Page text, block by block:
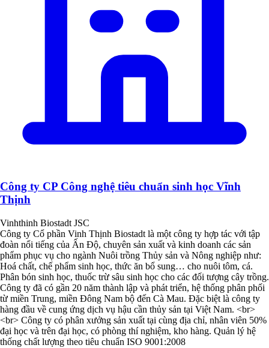
Công ty CP Công nghệ tiêu chuẩn sinh học Vĩnh
Thịnh
Vinhthinh Biostadt JSC
Công ty Cổ phần Vinh Thịnh Biostadt là một công ty hợp tác với tập
đoàn nổi tiếng của Ấn Độ, chuyên sản xuất và kinh doanh các sản
phẩm phục vụ cho ngành Nuôi trồng Thủy sản và Nông nghiệp như:
Hoá chất, chế phẩm sinh học, thức ăn bổ sung… cho nuôi tôm, cá.
Phân bón sinh học, thuốc trừ sâu sinh học cho các đối tượng cây trồng.
Công ty đã có gần 20 năm thành lập và phát triển, hệ thống phân phối
từ miền Trung, miền Đông Nam bộ đến Cà Mau. Đặc biệt là công ty
hàng đầu về cung ứng dịch vụ hậu cần thủy sản tại Việt Nam. <br>
<br> Công ty có phân xưởng sản xuất tại cùng địa chỉ, nhân viên 50%
đại học và trên đại học, có phòng thí nghiệm, kho hàng. Quản lý hệ
thống chất lượng theo tiêu chuẩn ISO 9001:2008